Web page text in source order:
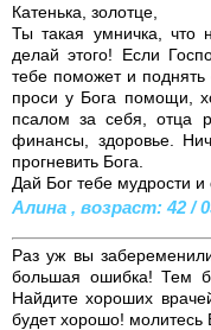
Катенька, золотце,
Ты такая умничка, что
делай этого! Если
тебе поможет и
проси у Бога помощи,
псалом за себя, отца
финансы, здоровье.
прогневить Бога.
Дай Бог тебе мудрости
Алина , возраст: 42 /
Раз уж вы
большая ошибка! Тем
Найдите хороших
будет хорошо! молитесь